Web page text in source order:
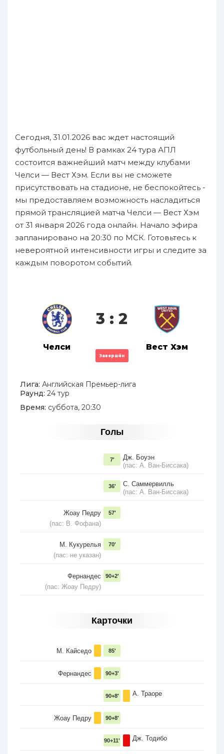
Сегодня, 31.01.2026 вас ждет настоящий
футбольный день! В рамках 24 тура АПЛ
состоится важнейший матч между клубами
Челси — Вест Хэм. Если вы не сможете
присутствовать на стадионе, не беспокойтесь -
мы предоставляем возможность насладиться
прямой трансляцией матча Челси — Вест Хэм
от 31 января 2026 года онлайн. Начало эфира
запланировано на 20:30 по МСК. Готовьтесь к
невероятной интенсивности игры и следите за
каждым поворотом событий.
Челси
3 : 2
Завершён
Вест Хэм
Лига: Английская Премьер-лига
Раунд: 24 тур
Время: суббота, 20:30
Голы
Дж. Боуэн
(пас: А. Ван-Биссака)
7'
С. Саммервилль
(пас: А. Ван-Биссака)
36'
Жоау Педру
(пас: В. Фофана)
57'
М. Кукурелья
(пас: не указан)
70'
Фернандес
(пас: Жоау Педру)
90+2'
Карточки
М. Кайседо 85'
Фернандес 90+3'
А. Траоре
90+8'
Жоау Педру 90+8'
Дж. Тодибо
90+11'